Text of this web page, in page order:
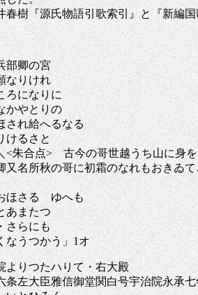
樹『源氏物語引歌索引』と『新編
卿の宮
りけれ
になりに
やとりの
れ給へるなる
るさと
<朱合点> 古今の哥世越うち山に身
又名所秋の哥に初霜のなれもおきゐ
さるゝゆへも
またつ
らにも
うつかう」1オ
りつたハりて・右大殿
条左大臣雅信御堂関白号宇治院永承